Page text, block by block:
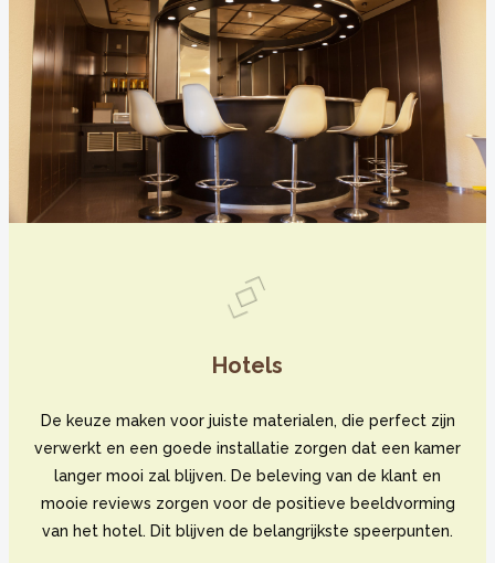
Hotels
De keuze maken voor juiste materialen, die perfect zijn
verwerkt en een goede installatie zorgen dat een kamer
langer mooi zal blijven. De beleving van de klant en
mooie reviews zorgen voor de positieve beeldvorming
van het hotel. Dit blijven de belangrijkste speerpunten.